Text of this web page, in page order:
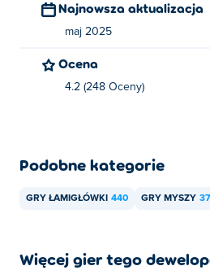
Czy mogę grać w Rubble
stacjonarnych?
Najnowsza aktualizacja
maj 2025
Ocena
4.2 (248 Oceny)
Podobne kategorie
GRY ŁAMIGŁÓWKI 440 GRY MYSZY
Więcej gier tego